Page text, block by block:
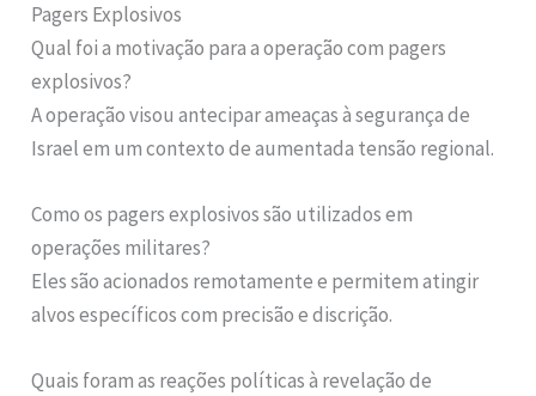
Pagers Explosivos
Qual foi a motivação para a operação com pagers
explosivos?
A operação visou antecipar ameaças à segurança de
Israel em um contexto de aumentada tensão regional.
Como os pagers explosivos são utilizados em
operações militares?
Eles são acionados remotamente e permitem atingir
alvos específicos com precisão e discrição.
Quais foram as reações políticas à revelação de